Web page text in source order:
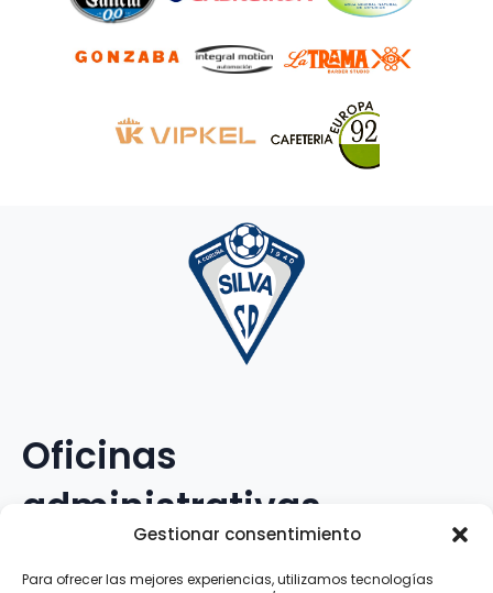
Gestionar consentimiento
Para ofrecer las mejores experiencias, utilizamos tecnologías
Oficinas
administrativas
Avenida Galileo Galilei, 12